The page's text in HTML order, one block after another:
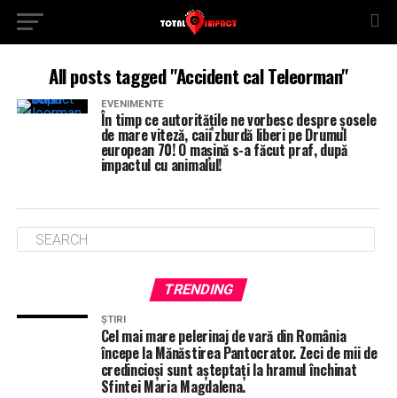
All posts tagged "Accident cal Teleorman"
EVENIMENTE
În timp ce autoritățile ne vorbesc despre șosele
de mare viteză, caii zburdă liberi pe Drumul
european 70! O mașină s-a făcut praf, după
impactul cu animalul!
TRENDING
ȘTIRI
Cel mai mare pelerinaj de vară din România
începe la Mănăstirea Pantocrator. Zeci de mii de
credincioși sunt așteptați la hramul închinat
Sfintei Maria Magdalena.